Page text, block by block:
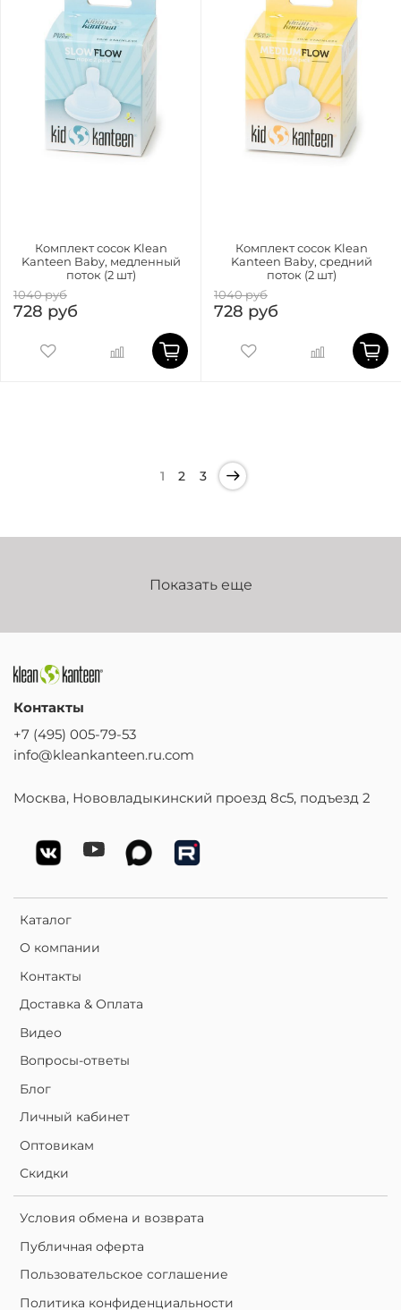
Комплект сосок Klean
Kanteen Baby, медленный
поток (2 шт)
1040 руб
728 руб
Комплект сосок Klean
Kanteen Baby, средний
поток (2 шт)
1040 руб
728 руб
1 2 3
Показать еще
Каталог
О компании
Контакты
Доставка & Оплата
Видео
Вопросы-ответы
Блог
Личный кабинет
Оптовикам
Скидки
Условия обмена и возврата
Публичная оферта
Пользовательское соглашение
Политика конфиденциальности
Контакты
+7 (495) 005-79-53
info@kleankanteen.ru.com
Москва, Нововладыкинский проезд 8с5, подъезд 2